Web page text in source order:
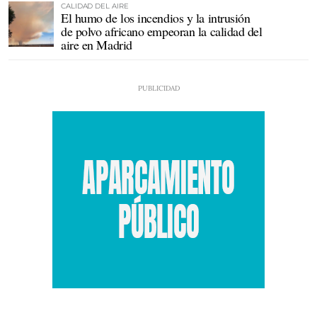
CALIDAD DEL AIRE
El humo de los incendios y la intrusión
de polvo africano empeoran la calidad del
aire en Madrid